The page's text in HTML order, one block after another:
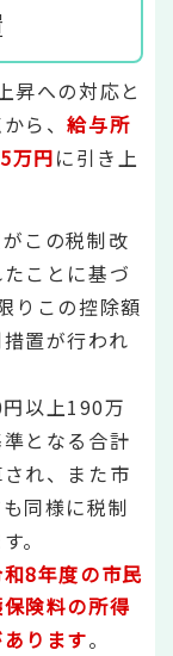
昇への対応と
ら、給与所
万円に引き上
この税制改
ことに基づ
りこの控除額
置が行われ
以上190万
となる合計
れ、また市
同様に税制
。
8年度の市民
険料の所得
ります。